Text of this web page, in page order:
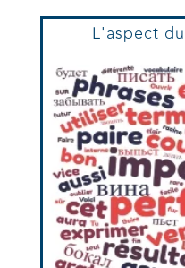
L'aspect